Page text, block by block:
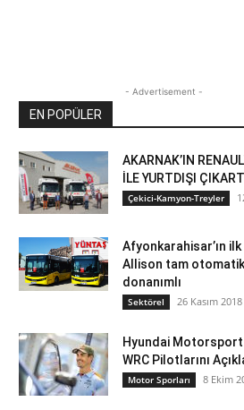
- Advertisement -
EN POPÜLER
AKARNAK’IN
İLE YURTDIŞI
Çekici-Kamyon-Treyler
Afyonkarahisar’ın
Allison tam otomatik
donanımlı
Sektörel 26 Kasım 2018
Hyundai Motorsport
WRC Pilotlarını
Motor Sporları 8 Ekim